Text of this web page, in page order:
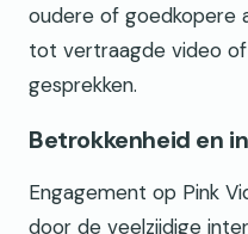
oudere of goedkopere
tot vertraagde video
gesprekken.
Betrokkenheid en
Engagement op Pink
door de veelzijdige